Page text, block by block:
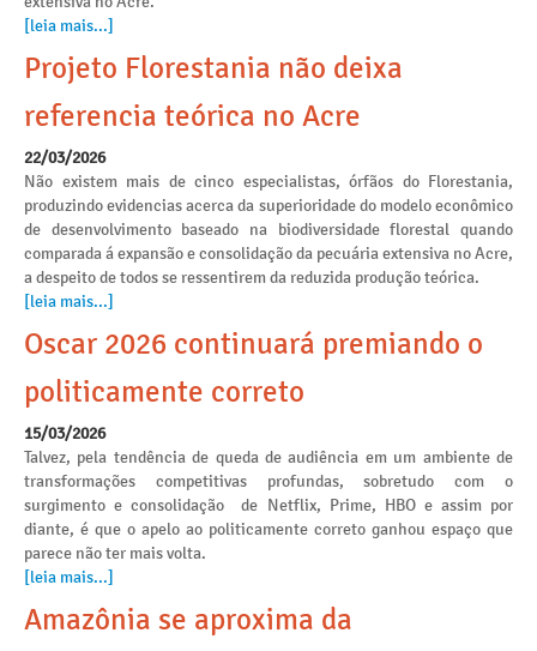
[leia mais...]
Projeto Florestania não deixa
referencia teórica no Acre
22/03/2026
Não existem mais de cinco especialistas, órfãos do Florestania,
produzindo evidencias acerca da superioridade do modelo econômico
de desenvolvimento baseado na biodiversidade florestal quando
comparada á expansão e consolidação da pecuária extensiva no Acre,
a despeito de todos se ressentirem da reduzida produção teórica.
[leia mais...]
Oscar 2026 continuará premiando o
politicamente correto
15/03/2026
Talvez, pela tendência de queda de audiência em um ambiente de
transformações competitivas profundas, sobretudo com o
surgimento e consolidação de Netflix, Prime, HBO e assim por
diante, é que o apelo ao politicamente correto ganhou espaço que
parece não ter mais volta.
[leia mais...]
Amazônia se aproxima da